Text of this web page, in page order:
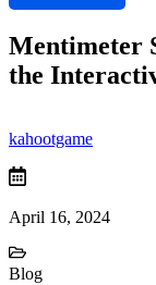
Mentimeter
the
kahootgame
April 16, 2024
Blog